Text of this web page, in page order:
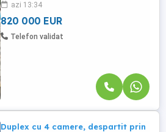
pentru cumparator! Cu o suprafata utila de
aproximativ 730 mp, amplasata ...
azi 13:34
820 000 EUR
Telefon validat
Duplex cu 4 camere, despartit prin